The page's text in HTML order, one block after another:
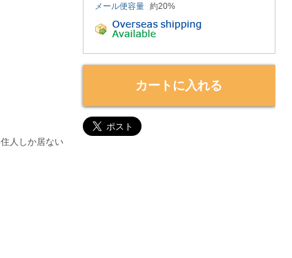
人しか居ない
メール便容量 約20%
カートに入れる